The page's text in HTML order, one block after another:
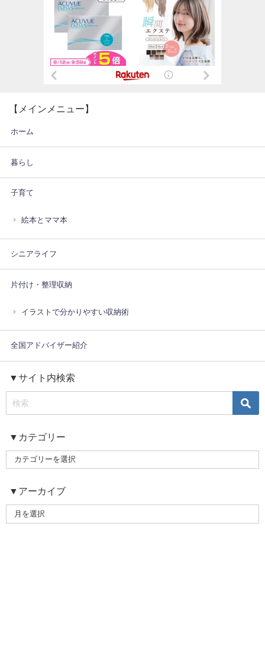
【メインメニュー】
ホーム
暮らし
子育て
絵本とママ本
シニアライフ
片付け・整理収納
イラストで分かりやすい収納術
全国アドバイザー紹介
▼サイト内検索
▼カテゴリー
▼アーカイブ